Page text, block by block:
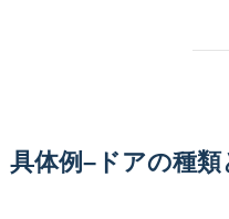
具体例–ドアの種